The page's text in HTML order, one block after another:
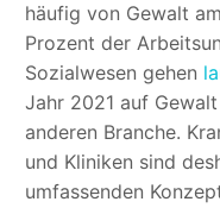
häufig von Gewalt
Prozent der
Sozialwesen gehen
Jahr 2021 auf
anderen Branche.
und Kliniken sind
umfassenden